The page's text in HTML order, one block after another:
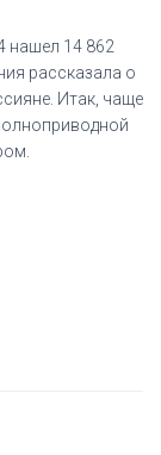
нашел 14 862
рассказала о
Итак, чаще